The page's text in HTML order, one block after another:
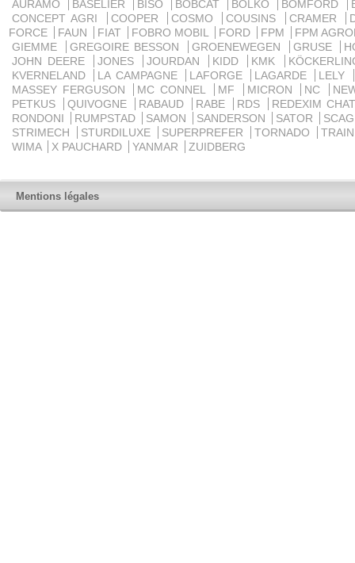
AURAMO
BASELIER BISO BOBCAT BOLKO BOMFORD
CONCEPT AGRI
COOPER COSMO COUSINS CRAMER
FORCE
FAUN FIAT FOBRO MOBIL FORD FPM
FPM
GIEMME
GREGOIRE BESSON GROENEWEGEN GRUSE
JOHN DEERE
JONES JOURDAN KIDD KMK
KVERNELAND
LA CAMPAGNE LAFORGE LAGARDE
LELY
MASSEY FERGUSON
MC CONNEL MF MICRON NC
PETKUS
QUIVOGNE RABAUD RABE RDS
REDEXIM
RONDONI
RUMPSTAD SAMON SANDERSON SATOR
STRIMECH
STURDILUXE SUPERPREFER TORNADO
WIMA
X PAUCHARD YANMAR ZUIDBERG
Mentions légales